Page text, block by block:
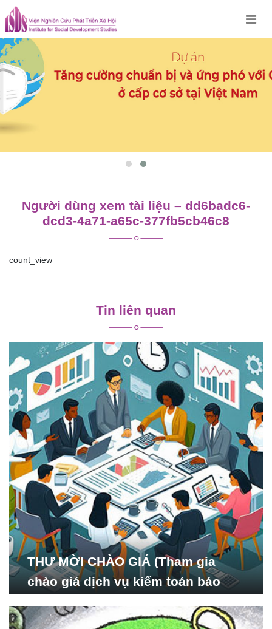
Skip
to
content
Người dùng xem tài liệu – dd6badc6-
dcd3-4a71-a65c-377fb5cb46c8
count_view
viết
Tin liên quan
THƯ MỜI CHÀO GIÁ (Tham gia
chào giá dịch vụ kiểm toán báo
Nghiên cứu Phát triển Xã